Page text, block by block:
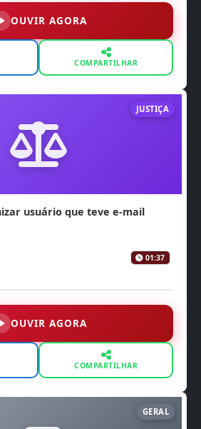
OUVIR AGORA
COMPARTILHAR
JUSTIÇA
usuário que teve e-mail
01:37
OUVIR AGORA
COMPARTILHAR
GERAL